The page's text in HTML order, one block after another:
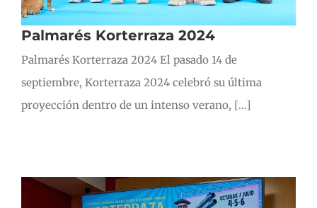
Palmarés Korterraza 2024
Palmarés Korterraza 2024 El pasado 14 de
septiembre, Korterraza 2024 celebró su última
proyección dentro de un intenso verano, [...]